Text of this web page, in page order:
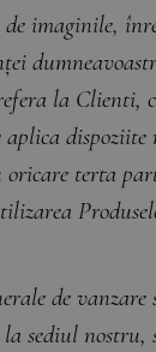
imaginile,
la Clienti,
oricare terta
de
sediul nostru,